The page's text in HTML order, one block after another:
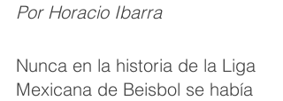
Por Horacio Ibarra
Nunca en la historia de la Liga
Mexicana de Beisbol se había